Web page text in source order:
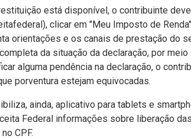
está disponível, o contribuinte
clicar em "Meu Imposto de
orientações e os canais de prestação do
da situação da declaração, por
alguma pendência na declaração, o
porventura estejam equivocadas.
ainda, aplicativo para tablets e
Federal informações sobre liberação
CPF.